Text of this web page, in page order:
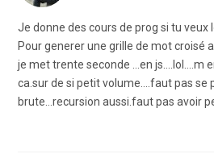
Je donne des cours de prog si tu veux
Pour generer une grille de mot croisé
je met trente seconde …en js….lol….m
ca.sur de si petit volume….faut pas se
brute…recursion aussi.faut pas avoir